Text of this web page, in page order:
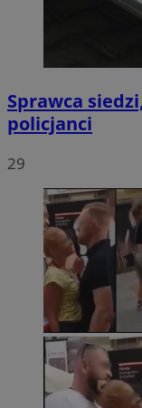
Sprawca
policjanci
29